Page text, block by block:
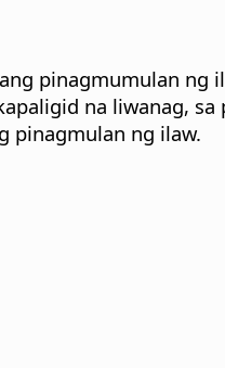
pinagmumulan
na liwanag,
pinagmulan ng ilaw.